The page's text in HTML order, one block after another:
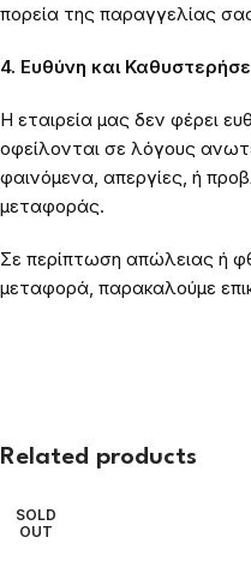
πορεία της παραγγελίας
4. Ευθύνη και
Η εταιρεία μας δεν φέρει
οφείλονται σε λόγους
φαινόμενα, απεργίες, ή
μεταφοράς.
Σε περίπτωση απώλειας ή
μεταφορά, παρακαλούμε
Related products
SOLD
OUT